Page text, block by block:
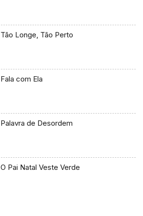
Tão Longe, Tão Perto
Fala com Ela
Palavra de Desordem
O Pai Natal Veste Verde